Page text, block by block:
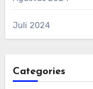
Juli 2024
Categories